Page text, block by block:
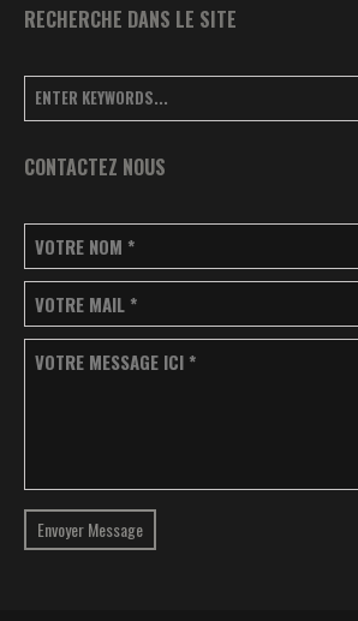
RECHERCHE DANS LE SITE
CONTACTEZ NOUS
VOTRE NOM *
VOTRE MAIL *
VOTRE MESSAGE ICI *
Envoyer Message